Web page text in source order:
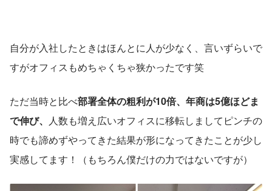
自分が入社したときはほんとに人が少なく、言いずらいで
すがオフィスもめちゃくちゃ狭かったです笑
ただ当時と比べ部署全体の粗利が10倍、年商は5億ほどま
で伸び、 人数も増え広いオフィスに移転しましてピンチの
時でも諦めずやってきた結果が形になってきたことが少し
実感してます！（もちろん僕だけの力ではないですが）